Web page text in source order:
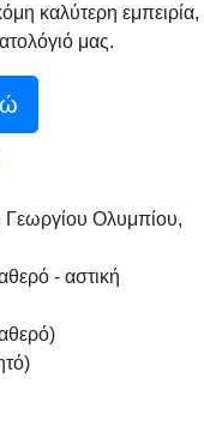
καλύτερη εμπειρία,
μας.
Ολυμπίου,
- αστική